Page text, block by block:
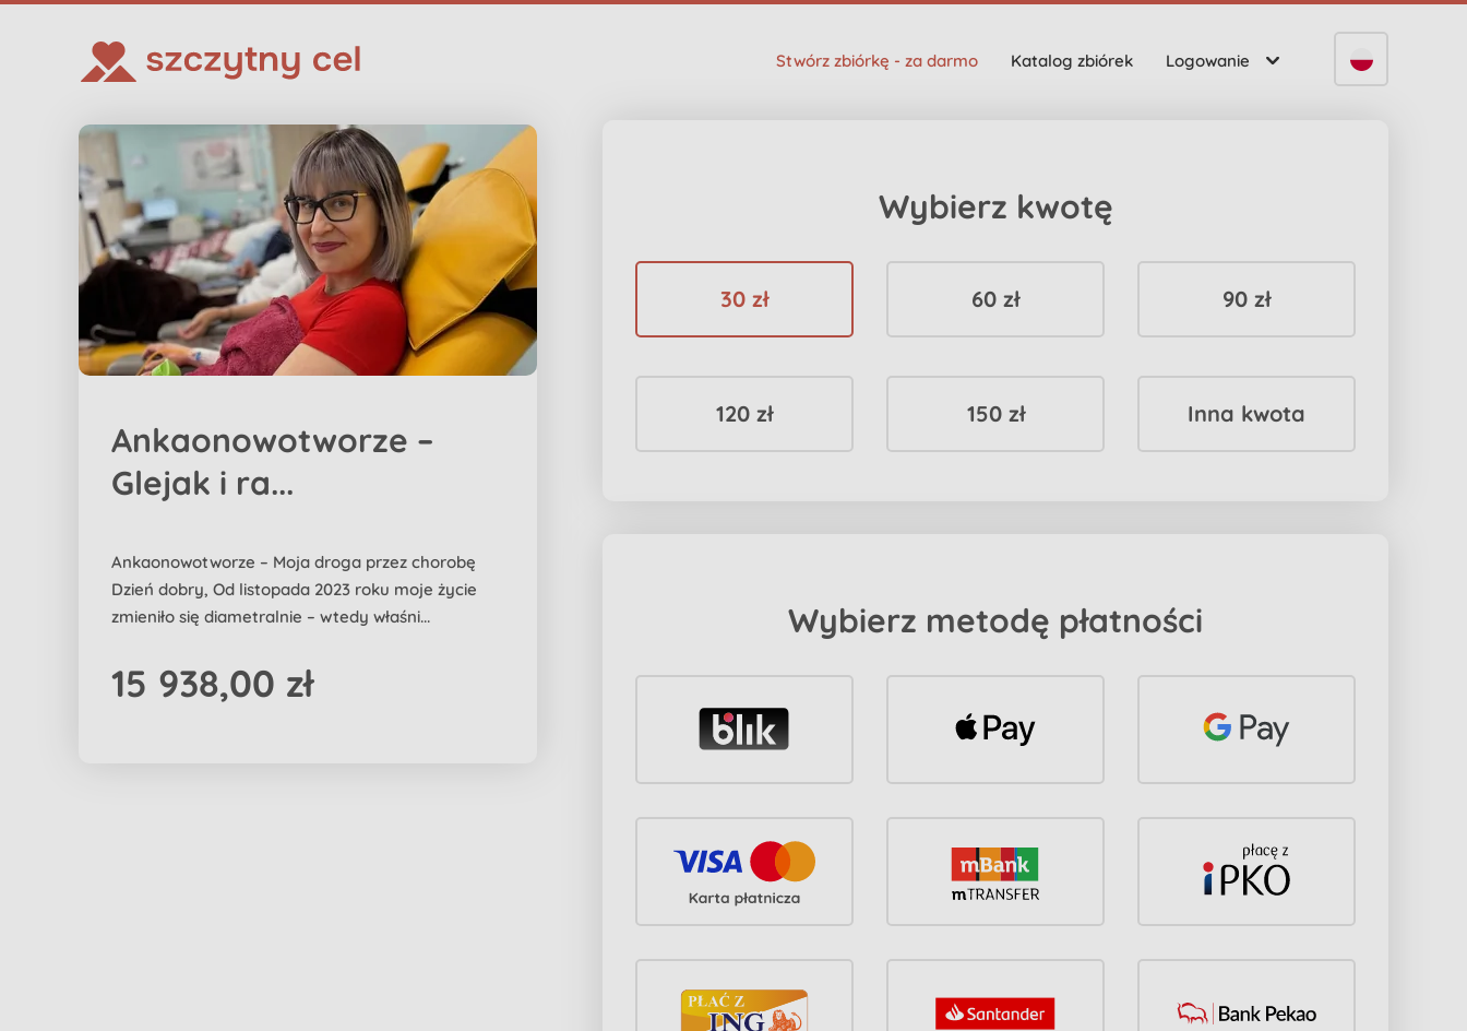
Stwórz zbiórkę - za darmo Katalog zbiórek Logowanie
Ankaonowotworze –
Glejak i ra...
Ankaonowotworze – Moja droga przez chorobę
Dzień dobry, Od listopada 2023 roku moje życie
zmieniło się diametralnie – wtedy właśni...
15 938,00 zł
Wybierz kwotę
30 zł 60 zł 90 zł
120 zł 150 zł Inna kwota
Wybierz metodę płatności